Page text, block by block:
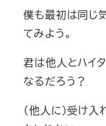
僕も最初は同じ
てみよう。
君は他人とハイ
なるだろう？
（他人に）受け